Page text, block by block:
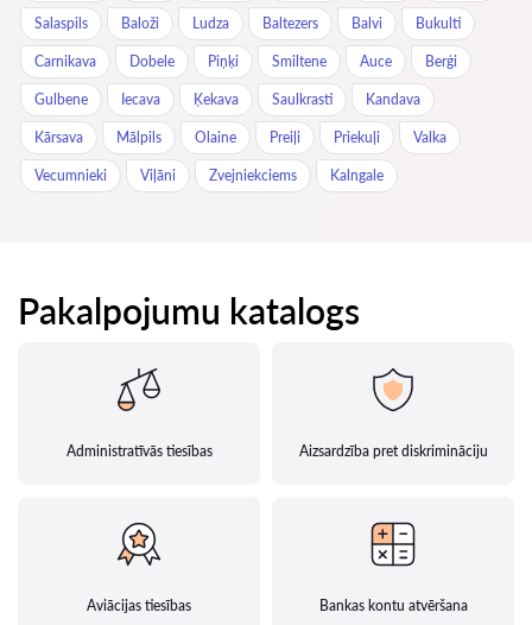
Salaspils Baloži Ludza Baltezers Balvi Bukulti
Carnikava Dobele Piņķi Smiltene Auce Berģi
Gulbene Iecava Ķekava Saulkrasti Kandava
Kārsava Mālpils Olaine Preiļi Priekuļi Valka
Vecumnieki Viļāni Zvejniekciems Kalngale
Pakalpojumu katalogs
Administratīvās tiesības Aizsardzība pret diskrimināciju
Aviācijas tiesības Bankas kontu atvēršana